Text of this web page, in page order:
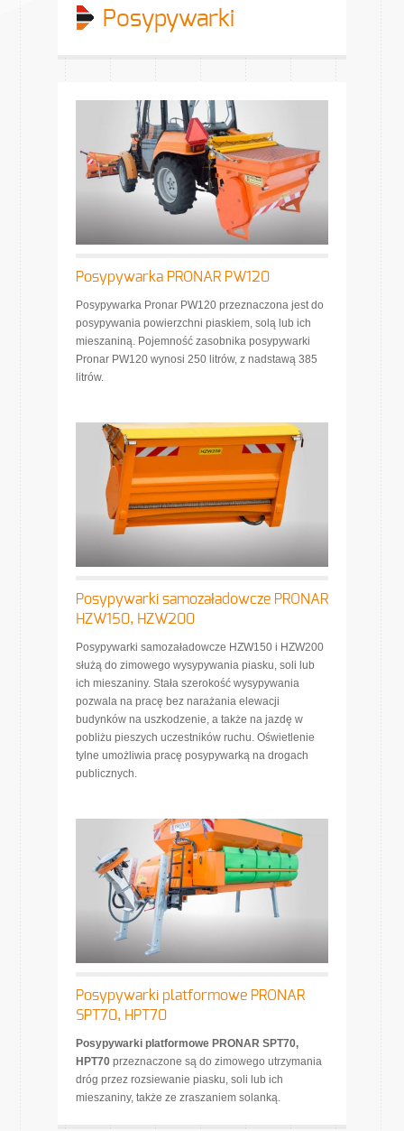
Posypywarki
Posypywarka PRONAR PW120
Posypywarka Pronar PW120 przeznaczona jest do
posypywania powierzchni piaskiem, solą lub ich
mieszaniną. Pojemność zasobnika posypywarki
Pronar PW120 wynosi 250 litrów, z nadstawą 385
litrów.
Posypywarki samozaładowcze PRONAR
HZW150, HZW200
Posypywarki samozaładowcze HZW150 i HZW200
służą do zimowego wysypywania piasku, soli lub
ich mieszaniny. Stała szerokość wysypywania
pozwala na pracę bez narażania elewacji
budynków na uszkodzenie, a także na jazdę w
pobliżu pieszych uczestników ruchu. Oświetlenie
tylne umożliwia pracę posypywarką na drogach
publicznych.
Posypywarki platformowe PRONAR
SPT70, HPT70
Posypywarki platformowe PRONAR SPT70,
HPT70 przeznaczone są do zimowego utrzymania
dróg przez rozsiewanie piasku, soli lub ich
mieszaniny, także ze zraszaniem solanką.